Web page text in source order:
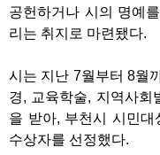
공헌하거나 시의 명예
리는 취지로 마련됐다.
시는 지난 7월부터 8월
경, 교육학술, 지역사회
을 받아, 부천시 시민
수상자를 선정했다.